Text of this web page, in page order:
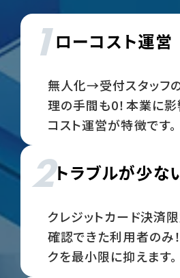
1ローコスト運営
無人化→受付スタッフ
理の手間も0！本業に
コスト運営が特徴です。
2トラブルが少な
クレジットカード決済
確認できた利用者のみ
クを最小限に抑えます。